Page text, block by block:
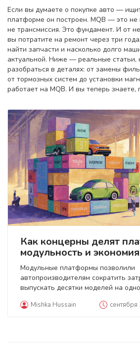
Если вы думаете о покупке авто —
платформе он построен. MQB — это не
не трансмиссия. Это фундамент. И от
вы потратите на ремонт через три
найти запчасти и насколько долго
актуальной. Ниже — реальные статьи,
разобраться в деталях: от замены
от тормозных систем до установки
работает на MQB. И вы теперь знаете,
Как концерны делят
модульность и
автомобильной
Модульные платформы позволили
автопроизводителям сократить
выпускать десятки моделей на
Toyota, Geely и другие используют
Mishka Hussain